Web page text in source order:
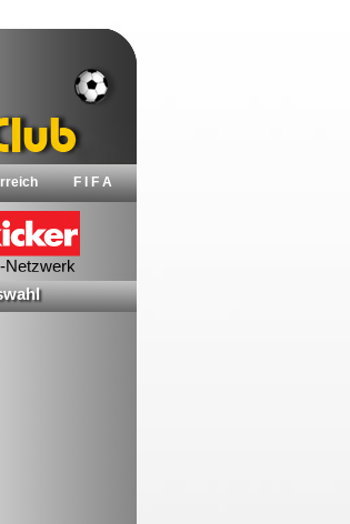
F I F A